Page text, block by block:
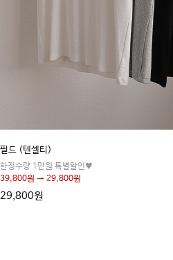
필드 (텐셀티)
한정수량 1만원 특별할인♥
39,800원 → 29,800원
29,800원